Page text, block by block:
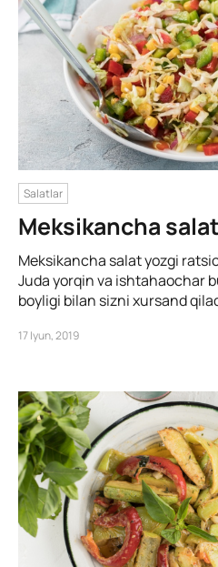
Salatlar
Meksikancha salat
Meksikancha salat yozgi
Juda yorqin va ishtahaochar
boyligi bilan sizni xursand
17 Iyun, 2019